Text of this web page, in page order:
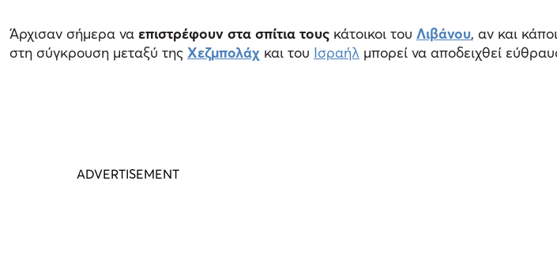
Άρχισαν σήμερα να επιστρέφουν στα σπίτια τους κάτοικοι του Λιβάνου, αν και
στη σύγκρουση μεταξύ της Χεζμπολάχ και του Ισραήλ μπορεί να αποδειχθεί